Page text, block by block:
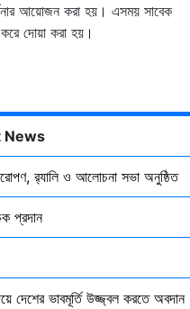
আয়োজন করা হয়। এসময় সাবেক
করে দোয়া করা হয়।
News
র‍্যালি ও আলোচনা সভা অনুষ্ঠিত
প্রদান
দেশের ভাবমূর্তি উজ্জ্বল করতে অবদান